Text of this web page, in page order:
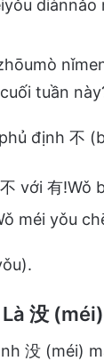
tuần
định 不
với 有!Wǒ
méi yǒu
没 (méi)
没 (méi)